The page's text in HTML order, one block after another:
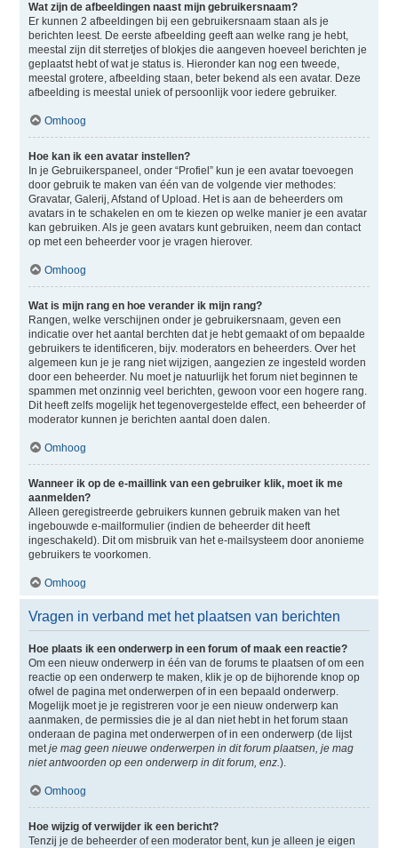
Wat zijn de afbeeldingen naast mijn gebruikersnaam?
Er kunnen 2 afbeeldingen bij een gebruikersnaam staan als je
berichten leest. De eerste afbeelding geeft aan welke rang je hebt,
meestal zijn dit sterretjes of blokjes die aangeven hoeveel berichten je
geplaatst hebt of wat je status is. Hieronder kan nog een tweede,
meestal grotere, afbeelding staan, beter bekend als een avatar. Deze
afbeelding is meestal uniek of persoonlijk voor iedere gebruiker.
Omhoog
Hoe kan ik een avatar instellen?
In je Gebruikerspaneel, onder “Profiel” kun je een avatar toevoegen
door gebruik te maken van één van de volgende vier methodes:
Gravatar, Galerij, Afstand of Upload. Het is aan de beheerders om
avatars in te schakelen en om te kiezen op welke manier je een avatar
kan gebruiken. Als je geen avatars kunt gebruiken, neem dan contact
op met een beheerder voor je vragen hierover.
Omhoog
Wat is mijn rang en hoe verander ik mijn rang?
Rangen, welke verschijnen onder je gebruikersnaam, geven een
indicatie over het aantal berchten dat je hebt gemaakt of om bepaalde
gebruikers te identificeren, bijv. moderators en beheerders. Over het
algemeen kun je je rang niet wijzigen, aangezien ze ingesteld worden
door een beheerder. Nu moet je natuurlijk het forum niet beginnen te
spammen met onzinnig veel berichten, gewoon voor een hogere rang.
Dit heeft zelfs mogelijk het tegenovergestelde effect, een beheerder of
moderator kunnen je berichten aantal doen dalen.
Omhoog
Wanneer ik op de e-maillink van een gebruiker klik, moet ik me
aanmelden?
Alleen geregistreerde gebruikers kunnen gebruik maken van het
ingebouwde e-mailformulier (indien de beheerder dit heeft
ingeschakeld). Dit om misbruik van het e-mailsysteem door anonieme
gebruikers te voorkomen.
Omhoog
Vragen in verband met het plaatsen van berichten
Hoe plaats ik een onderwerp in een forum of maak een reactie?
Om een nieuw onderwerp in één van de forums te plaatsen of om een
reactie op een onderwerp te maken, klik je op de bijhorende knop op
ofwel de pagina met onderwerpen of in een bepaald onderwerp.
Mogelijk moet je je registreren voor je een nieuw onderwerp kan
aanmaken, de permissies die je al dan niet hebt in het forum staan
onderaan de pagina met onderwerpen of in een onderwerp (de lijst
metje mag geen nieuwe onderwerpen in dit forum plaatsen, je mag
niet antwoorden op een onderwerp in dit forum, enz.).
Omhoog
Hoe wijzig of verwijder ik een bericht?
Tenzij je de beheerder of een moderator bent, kun je alleen je eigen